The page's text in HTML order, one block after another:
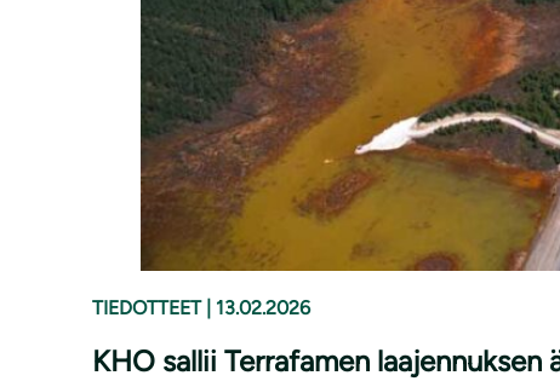
TIEDOTTEET 13.02.2026
KHO sallii Terrafamen